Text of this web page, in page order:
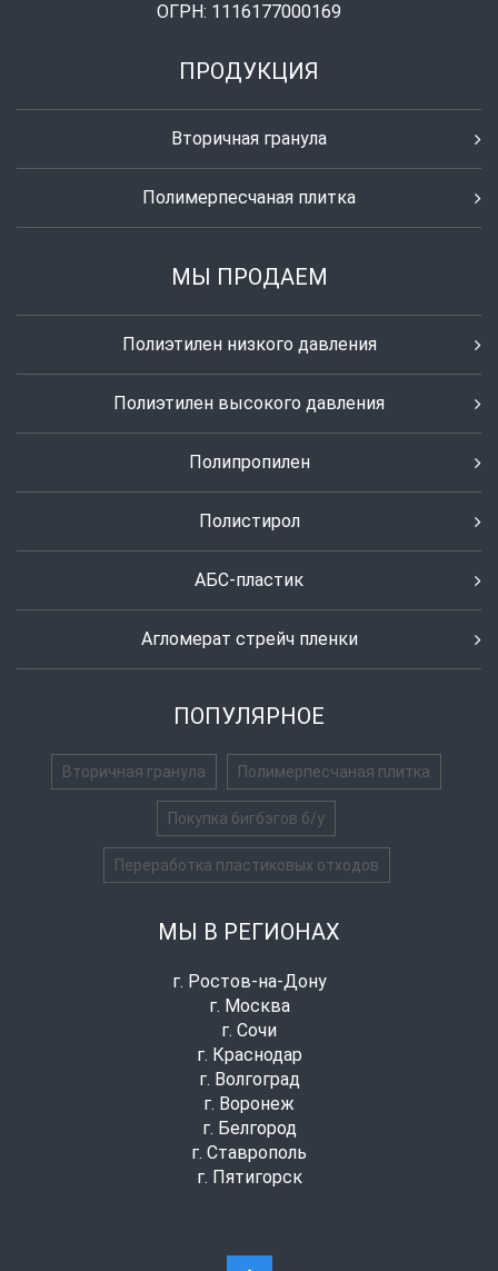
ОГРН: 1116177000169
ПРОДУКЦИЯ
Вторичная гранула
Полимерпесчаная плитка
МЫ ПРОДАЕМ
Полиэтилен низкого давления
Полиэтилен высокого давления
Полипропилен
Полистирол
АБС-пластик
Агломерат стрейч пленки
ПОПУЛЯРНОЕ
Вторичная гранула Полимерпесчаная плитка
Покупка бигбэгов б/у
Переработка пластиковых отходов
МЫ В РЕГИОНАХ
г. Ростов-на-Дону
г. Москва
г. Сочи
г. Краснодар
г. Волгоград
г. Воронеж
г. Белгород
г. Ставрополь
г. Пятигорск